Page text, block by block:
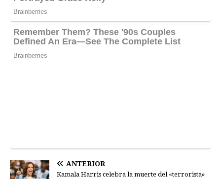
ANTERIOR
Kamala Harris celebra la muerte del «terrorista»